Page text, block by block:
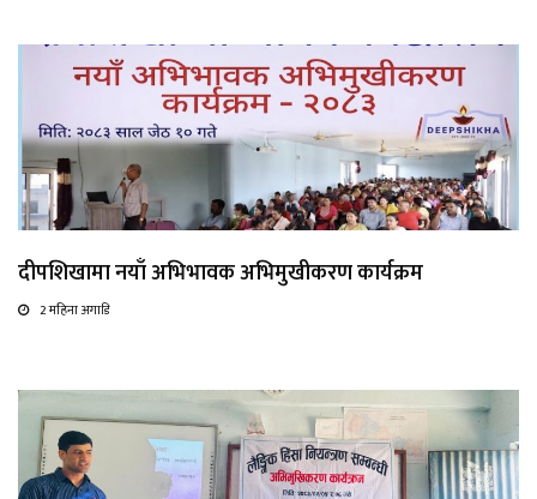
दीपशिखामा नयाँ अभिभावक अभिमुखीकरण कार्यक्रम
2 महिना अगाडि